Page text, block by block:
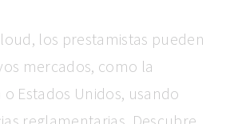
los prestamistas pueden
mercados, como la
Estados Unidos, usando